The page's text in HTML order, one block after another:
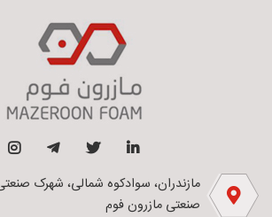
صنعتی مازرون فوم